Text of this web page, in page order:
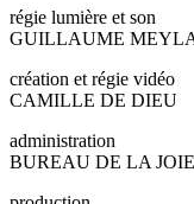
régie lumière et son
GUILLAUME
création et régie vidéo
CAMILLE DE DIEU
administration
BUREAU DE LA